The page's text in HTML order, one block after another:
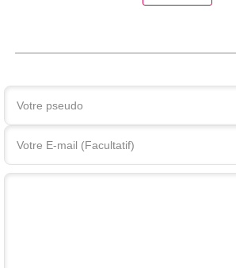
Votre commentaire